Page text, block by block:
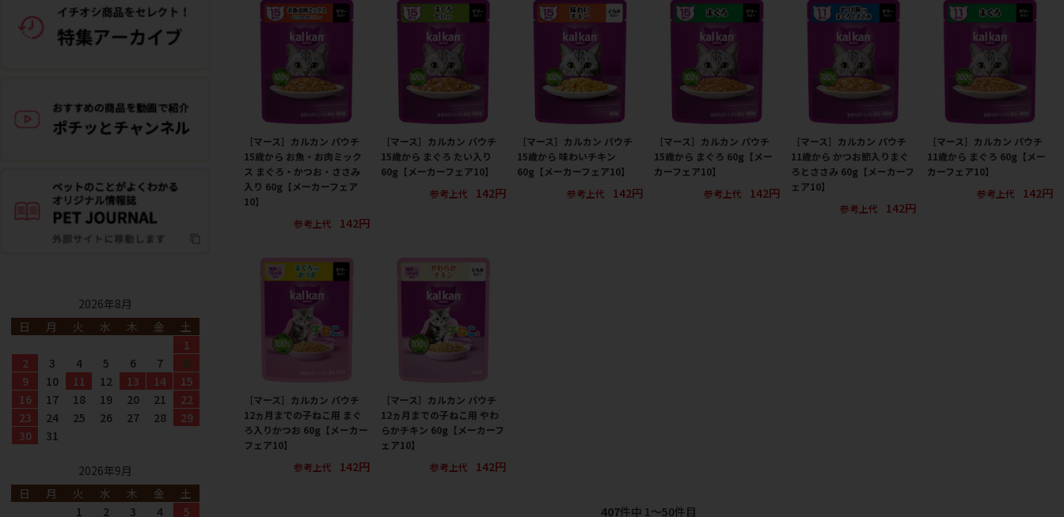
［マース］カルカン パウチ
15歳から お魚・お肉ミック
ス まぐろ・かつお・ささみ
入り 60g【メーカーフェア
10】
参考上代
142円
［マース］カルカン パウチ
15歳から まぐろ たい入り
60g【メーカーフェア10】
参考上代
142円
［マース］カルカン パウチ
15歳から 味わいチキン
60g【メーカーフェア10】
参考上代
142円
［マース］カルカン パウチ
15歳から まぐろ 60g【メー
カーフェア10】
参考上代
142円
［マース］カルカン パウチ
11歳から かつお節入りまぐ
ろとささみ 60g【メーカーフ
ェア10】
参考上代
142円
［マース］カルカン パウチ
11歳から まぐろ 60g【メー
カーフェア10】
参考上代
142円
［マース］カルカン パウチ
12ヵ月までの子ねこ用 まぐ
ろ入りかつお 60g【メーカー
フェア10】
参考上代
142円
［マース］カルカン パウチ
12ヵ月までの子ねこ用 やわ
らかチキン 60g【メーカーフ
ェア10】
参考上代
142円
407件中 1〜50件目
2026年8月
日
月 火 水 木 金
土
1
2
3 4 5 6 7
8
9
10 11 12 13 14
15
16
17 18 19 20 21
22
23
24 25 26 27 28
29
30
31
2026年9月
日
月 火 水 木 金
土
1
2 3 4 5